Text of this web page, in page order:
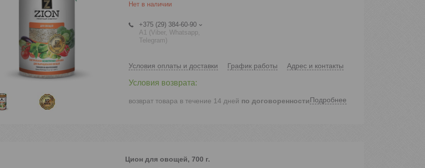
Нет в наличии
+375 (29) 384-60-90
А1 (Viber, Whatsapp,
Telegram)
Условия оплаты и доставки График работы Адрес и контакты
возврат товара в течение 14 дней по договоренностиПодробнее
Цион для овощей, 700 г.